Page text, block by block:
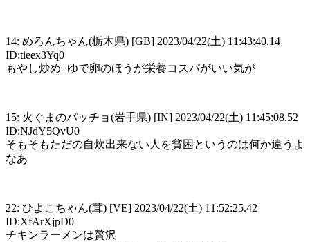
14: めろんちゃん(栃木県) [GB] 2023/04/22(土) 11:43:40.14
ID:tieex3Yq0
もやし炒め+ゆで卵のほうが栄養コスパがいい気が
15: 火ぐまのパッチョ(岩手県) [IN] 2023/04/22(土) 11:45:08.52
ID:NJdY5QvU0
そもそもただの自炊出来ない人を貧困というのは何か違うよ
なあ
22: ひよこちゃん(茸) [VE] 2023/04/22(土) 11:52:25.42
ID:XfArXjpD0
チキンラーメンは贅沢